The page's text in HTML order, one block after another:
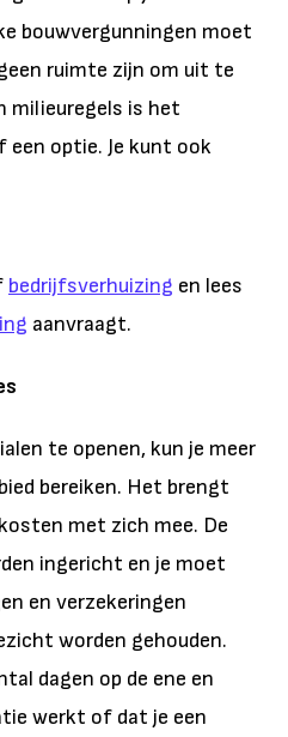
bouwvergunningen moet
ruimte zijn om uit te
milieuregels is het
een optie. Je kunt ook
bedrijfsverhuizing en lees
aanvraagt.
te openen, kun je meer
bereiken. Het brengt
met zich mee. De
ingericht en je moet
en verzekeringen
worden gehouden.
dagen op de ene en
werkt of dat je een